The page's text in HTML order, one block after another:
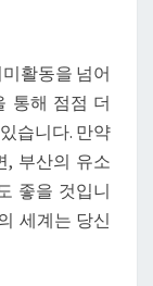
활동을 넘어
통해 점점 더
습니다. 만약
, 부산의 유소
좋을 것입니
세계는 당신